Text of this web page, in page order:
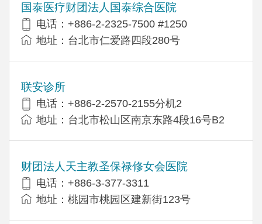
国泰医疗财团法人国泰综合医院
电话：+886-2-2325-7500 #1250
地址：台北市仁爱路四段280号
联安诊所
电话：+886-2-2570-2155分机2
地址：台北市松山区南京东路4段16号B​​2
财团法人天主教圣保禄修女会医院
电话：+886-3-377-3311
地址：桃园市桃园区建新街123号